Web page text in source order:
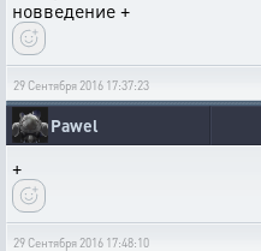
новведение +
29 Сентября 2016 17:37:23
Pawel
+
29 Сентября 2016 17:48:10